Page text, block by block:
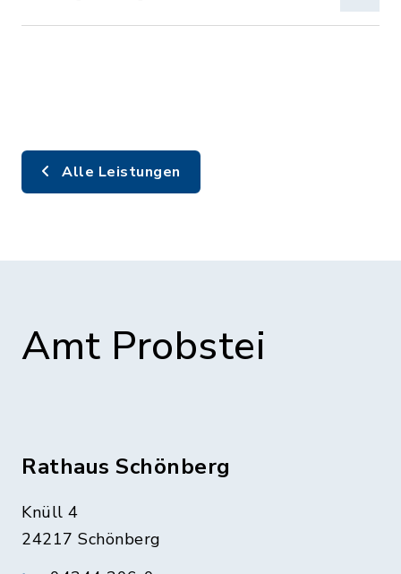
Alle Leistungen
Amt Probstei
Rathaus Schönberg
Knüll 4
24217 Schönberg